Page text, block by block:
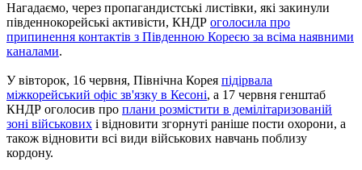
Нагадаємо, через пропагандистські листівки, які закинули
південнокорейські активісти, КНДР оголосила про
припинення контактів з Південною Кореєю за всіма наявними
каналами.
У вівторок, 16 червня, Північна Корея підірвала
міжкорейський офіс зв'язку в Кесоні, а 17 червня генштаб
КНДР оголосив про плани розмістити в демілітаризованій
зоні військових і відновити згорнуті раніше пости охорони, а
також відновити всі види військових навчань поблизу
кордону.